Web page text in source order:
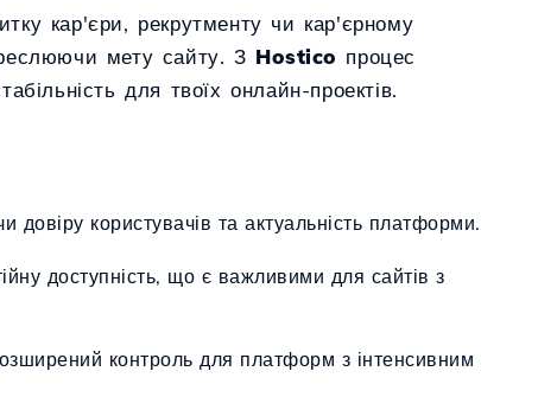
кар'єри, рекрутменту чи кар'єрному
мету сайту. З Hostico процес
для твоїх онлайн-проектів.
користувачів та актуальність платформи.
доступність, що є важливими для сайтів з
контроль для платформ з інтенсивним